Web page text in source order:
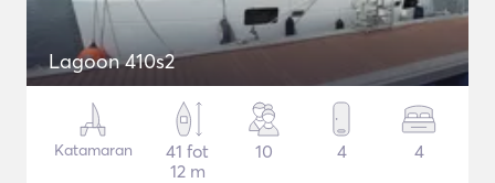
Lagoon 410s2
Katamaran
41 fot
12 m
10 4 4